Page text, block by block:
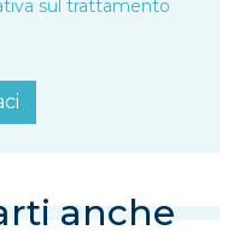
sul trattamento
anche